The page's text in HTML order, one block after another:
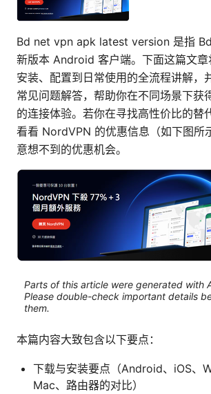
Bd net vpn apk latest version 是指
新版本 Android 客户端。下面这篇文章
安装、配置到日常使用的全流程讲解，
常见问题解答，帮助你在不同场景下获
的连接体验。若你在寻找高性价比的替
看看 NordVPN 的优惠信息（如下图所
意想不到的优惠机会。
Parts of this article were generated with
Please double-check important details
them.
本篇内容大致包含以下要点：
下载与安装要点（Android、iOS、
Mac、路由器的对比）